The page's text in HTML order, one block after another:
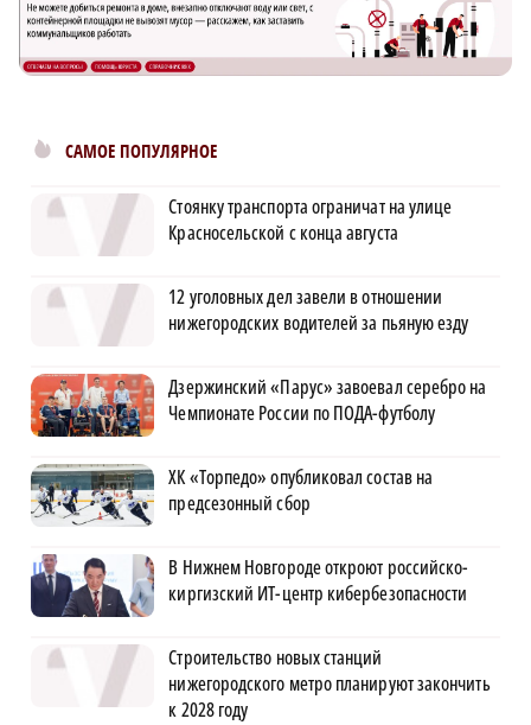
САМОЕ ПОПУЛЯРНОЕ
Стоянку транспорта ограничат на улице
Красносельской с конца августа
12 уголовных дел завели в отношении
нижегородских водителей за пьяную езду
Дзержинский «Парус» завоевал серебро на
Чемпионате России по ПОДА-футболу
ХК «Торпедо» опубликовал состав на
предсезонный сбор
В Нижнем Новгороде откроют российско-
киргизский ИТ-центр кибербезопасности
Строительство новых станций
нижегородского метро планируют закончить
к 2028 году